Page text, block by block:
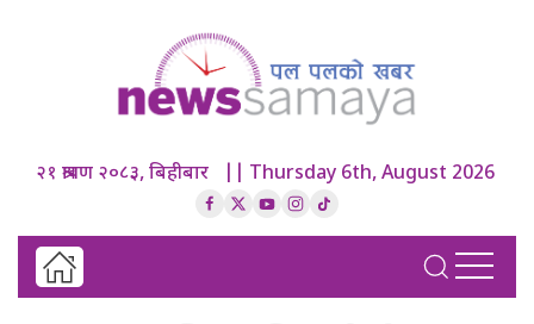
२१ श्रावण २०८३, बिहीबार || Thursday 6th, August 2026